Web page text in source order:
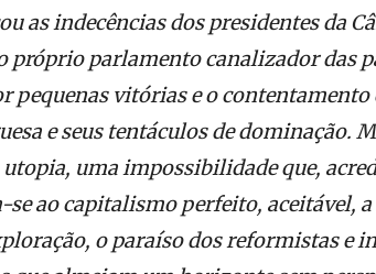
as indecências dos presidentes da
próprio parlamento canalizador das
pequenas vitórias e o contentamento
e seus tentáculos de dominação.
uma impossibilidade que,
ao capitalismo perfeito, aceitável,
o paraíso dos reformistas e